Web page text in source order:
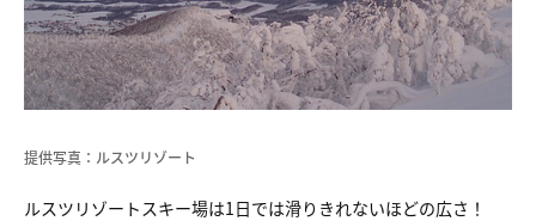
提供写真：ルスツリゾート
ルスツリゾートスキー場は1日では滑りきれないほどの広さ！